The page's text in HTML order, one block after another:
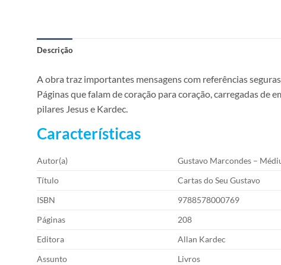
Descrição
A obra traz importantes mensagens com referências
Páginas que falam de coração para coração, carregadas
pilares Jesus e Kardec.
Características
Autor(a)
Gustavo Marcondes –
Título
Cartas do Seu Gustavo
ISBN
9788578000769
Páginas
208
Editora
Allan Kardec
Assunto
Livros